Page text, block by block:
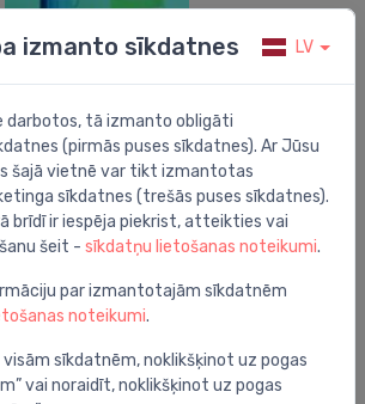
smēre ar dozatoru, 0,5 l
izmanto sīkdatnes LV
darbotos, tā izmanto obligāti
(pirmās puses sīkdatnes). Ar Jūsu
šajā vietnē var tikt izmantotas
sīkdatnes (trešās puses sīkdatnes).
brīdī ir iespēja piekrist, atteikties vai
šeit - sīkdatņu lietošanas noteikumi.
par izmantotajām sīkdatnēm
noteikumi.
sīkdatnēm, noklikšķinot uz pogas
vai noraidīt, noklikšķinot uz pogas